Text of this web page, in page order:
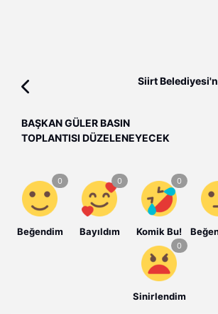
Siirt
BAŞKAN GÜLER BASIN
TOPLANTISI DÜZELENEYECEK
Beğendim Bayıldım Komik Bu!
Sinirlendim